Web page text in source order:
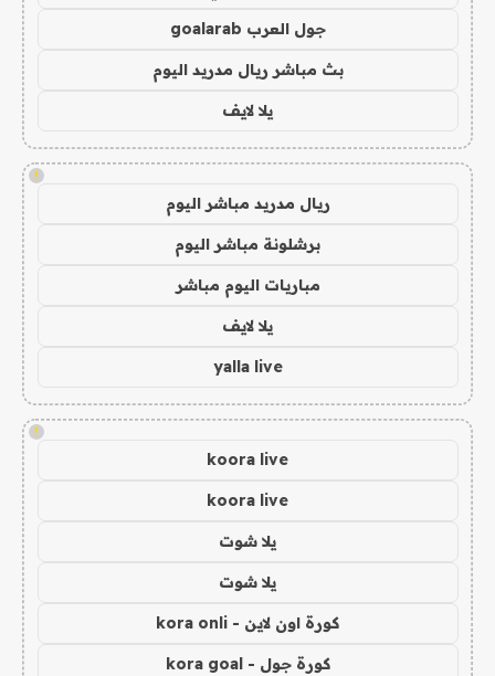
جول العرب goalarab
بث مباشر ريال مدريد اليوم
يلا لايف
!
ريال مدريد مباشر اليوم
برشلونة مباشر اليوم
مباريات اليوم مباشر
يلا لايف
yalla live
!
koora live
koora live
يلا شوت
يلا شوت
كورة اون لاين - kora onli
كورة جول - kora goal